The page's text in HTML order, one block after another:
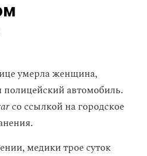
умерла женщина,
полицейский автомобиль.
со ссылкой на городское
медики трое суток